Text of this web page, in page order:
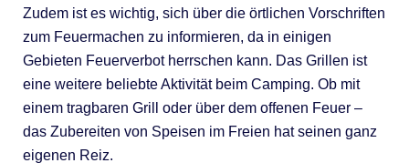
Zudem ist es wichtig, sich über die örtlichen Vorschriften
zum Feuermachen zu informieren, da in einigen
Gebieten Feuerverbot herrschen kann. Das Grillen ist
eine weitere beliebte Aktivität beim Camping. Ob mit
einem tragbaren Grill oder über dem offenen Feuer –
das Zubereiten von Speisen im Freien hat seinen ganz
eigenen Reiz.